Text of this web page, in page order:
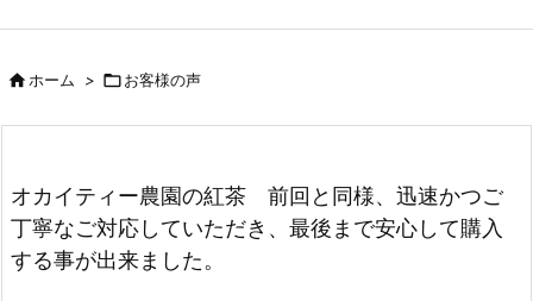
前へ

ホーム > お客様の声
オカイティー農園の紅茶 前回と同様、迅速かつご
丁寧なご対応していただき、最後まで安心して購入
する事が出来ました。